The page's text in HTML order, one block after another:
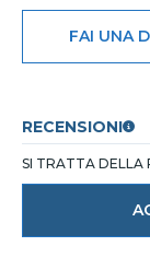
FAI UNA
RECENSIONI
SI TRATTA DELLA